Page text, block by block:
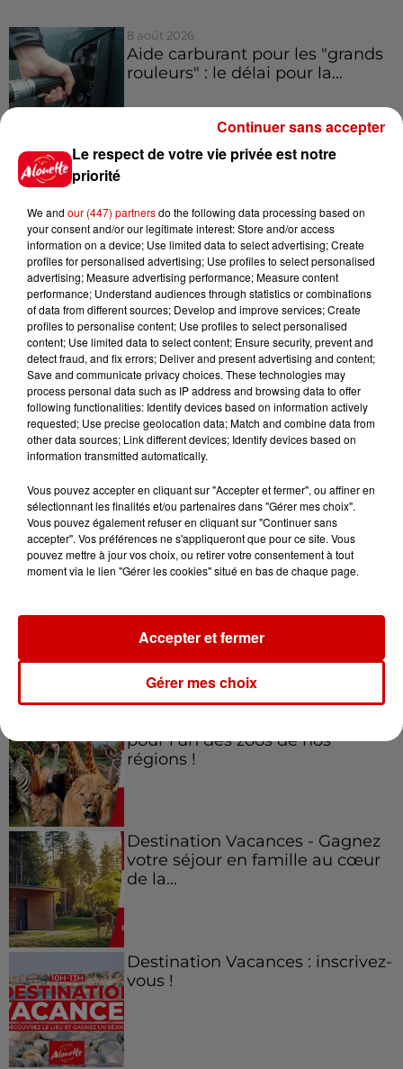
8 août 2026
Aide carburant pour les "grands
rouleurs" : le délai pour la...
8 août 2026
8 août 2026
Cambriolages : plus de 18 000
logements visités en juillet 2026,
en...
7 août 2026
Pape Léon XIV en France : quel
est son programme ?
Jeux Voir plus
festival Marché Gourmand 2026
à Coulon !
pour l'un des zoos de nos
régions !
Destination Vacances - Gagnez
votre séjour en famille au cœur
de la...
Destination Vacances : inscrivez-
vous !
Le respect de votre vie privée est notre
priorité
We and our (447) partnersdo the following data processing based on
your consent and/or our legitimate interest: Store and/or access
information on a device; Use limited data to select advertising; Create
profiles for personalised advertising; Use profiles to select personalised
advertising; Measure advertising performance; Measure content
performance; Understand audiences through statistics or combinations
of data from different sources; Develop and improve services; Create
profiles to personalise content; Use profiles to select personalised
content; Use limited data to select content; Ensure security, prevent and
detect fraud, and fix errors; Deliver and present advertising and content;
Save and communicate privacy choices. These technologies may
process personal data such as IP address and browsing data to offer
following functionalities: Identify devices based on information actively
requested; Use precise geolocation data; Match and combine data from
other data sources; Link different devices; Identify devices based on
information transmitted automatically.
Vous pouvez accepter en cliquant sur "Accepter et fermer", ou affiner en
sélectionnant les finalités et/ou partenaires dans "Gérer mes choix".
Vous pouvez également refuser en cliquant sur "Continuer sans
accepter". Vos préférences ne s'appliqueront que pour ce site. Vous
pouvez mettre à jour vos choix, ou retirer votre consentement à tout
moment via le lien "Gérer les cookies" situé en bas de chaque page.
Gérer mes choix
Accepter et fermer
Continuer sans accepter